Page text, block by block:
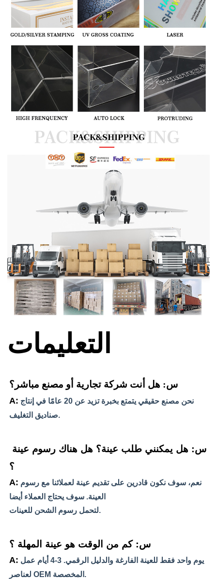
التعليمات
س: هل أنت شركة تجارية أو مصنع مباشر؟
A:
صناديق التغليف.
A:
لتحمل رسوم الشحن للعينات.
س: كم من الوقت هو عينة المهلة ؟
A:
لعناصر OEM المخصصة.